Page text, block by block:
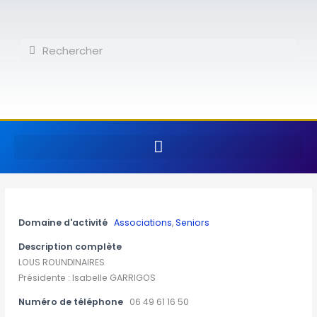
contenuRechercher
Rechercher
Domaine d'activité Associations,Seniors
Description complète
LOUS ROUNDINAIRES
Présidente : Isabelle GARRIGOS
Numéro de téléphone 06 49 61 16 50